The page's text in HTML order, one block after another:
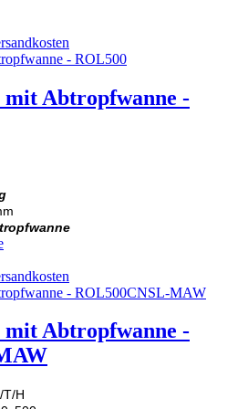
mit Abtropfwanne -
mit Abtropfwanne -
T/H